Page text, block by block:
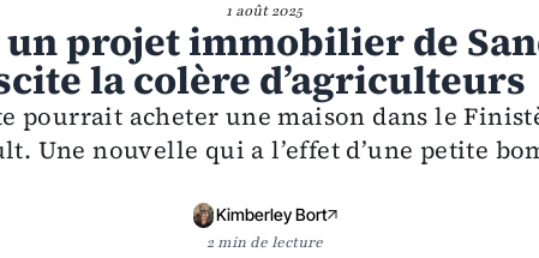
1 août 2025
un projet immobilier de
la colère d’agriculteurs
pourrait acheter une maison dans le
Une nouvelle qui a l’effet d’une petite
Kimberley Bort
2 min de lecture